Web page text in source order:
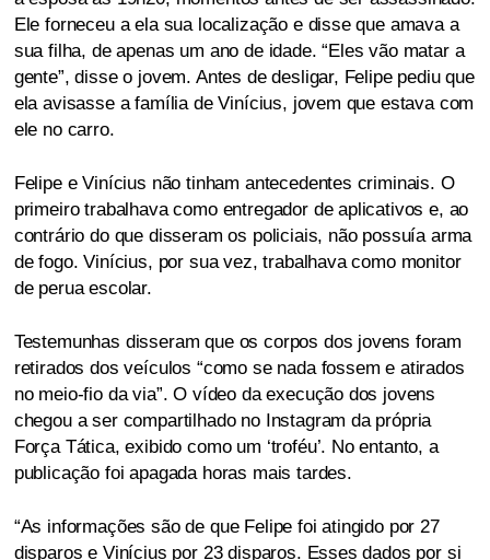
Ele forneceu a ela sua localização e disse que amava a
sua filha, de apenas um ano de idade. “Eles vão matar a
gente”, disse o jovem. Antes de desligar, Felipe pediu que
ela avisasse a família de Vinícius, jovem que estava com
ele no carro.
Felipe e Vinícius não tinham antecedentes criminais. O
primeiro trabalhava como entregador de aplicativos e, ao
contrário do que disseram os policiais, não possuía arma
de fogo. Vinícius, por sua vez, trabalhava como monitor
de perua escolar.
Testemunhas disseram que os corpos dos jovens foram
retirados dos veículos “como se nada fossem e atirados
no meio-fio da via”. O vídeo da execução dos jovens
chegou a ser compartilhado no Instagram da própria
Força Tática, exibido como um ‘troféu’. No entanto, a
publicação foi apagada horas mais tardes.
“As informações são de que Felipe foi atingido por 27
disparos e Vinícius por 23 disparos. Esses dados por si